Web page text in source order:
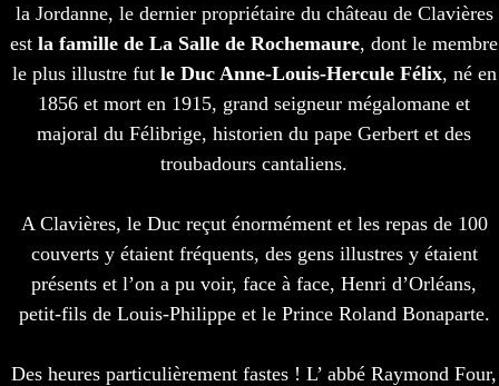
la Jordanne, le dernier propriétaire du château de Clavières
est la famille de La Salle de Rochemaure, dont le membre
le plus illustre fut le Duc Anne-Louis-Hercule Félix, né en
1856 et mort en 1915, grand seigneur mégalomane et
majoral du Félibrige, historien du pape Gerbert et des
troubadours cantaliens.
A Clavières, le Duc reçut énormément et les repas de 100
couverts y étaient fréquents, des gens illustres y étaient
présents et l’on a pu voir, face à face, Henri d’Orléans,
petit-fils de Louis-Philippe et le Prince Roland Bonaparte.
Des heures particulièrement fastes ! L’ abbé Raymond Four,